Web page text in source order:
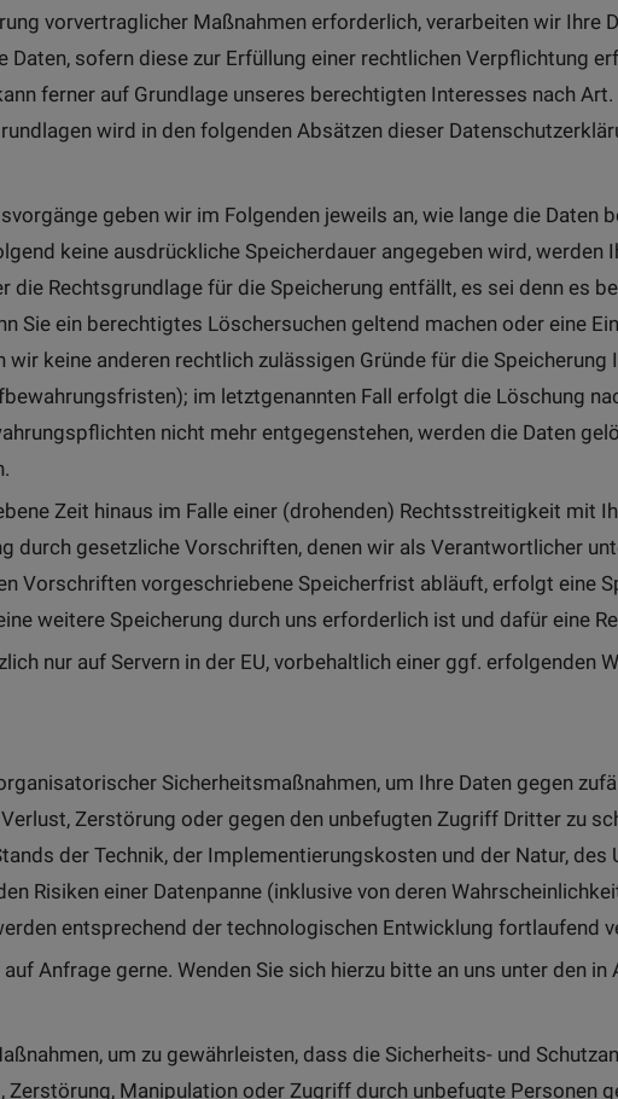
vorvertraglicher Maßnahmen erforderlich, verarbeiten wir Ihre
Daten, sofern diese zur Erfüllung einer rechtlichen Verpflichtung
ferner auf Grundlage unseres berechtigten Interesses nach
wird in den folgenden Absätzen dieser
geben wir im Folgenden jeweils an, wie lange die Daten
keine ausdrückliche Speicherdauer angegeben wird, werden
Rechtsgrundlage für die Speicherung entfällt, es sei denn es
Sie ein berechtigtes Löschersuchen geltend machen oder eine
keine anderen rechtlich zulässigen Gründe für die Speicherung
im letztgenannten Fall erfolgt die Löschung
nicht mehr entgegenstehen, werden die Daten
Zeit hinaus im Falle einer (drohenden) Rechtsstreitigkeit mit
durch gesetzliche Vorschriften, denen wir als Verantwortlicher
Vorschriften vorgeschriebene Speicherfrist abläuft, erfolgt eine
weitere Speicherung durch uns erforderlich ist und dafür eine
nur auf Servern in der EU, vorbehaltlich einer ggf. erfolgenden
Sicherheitsmaßnahmen, um Ihre Daten gegen
Zerstörung oder gegen den unbefugten Zugriff Dritter zu
der Technik, der Implementierungskosten und der Natur, des
Risiken einer Datenpanne (inklusive von deren
entsprechend der technologischen Entwicklung fortlaufend
Anfrage gerne. Wenden Sie sich hierzu bitte an uns unter den in
um zu gewährleisten, dass die Sicherheits- und
Zerstörung, Manipulation oder Zugriff durch unbefugte Personen